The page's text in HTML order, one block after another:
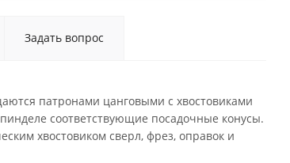
Задать вопрос
патронами цанговыми с хвостовиками
соответствующие посадочные конусы.
хвостовиком сверл, фрез, оправок и